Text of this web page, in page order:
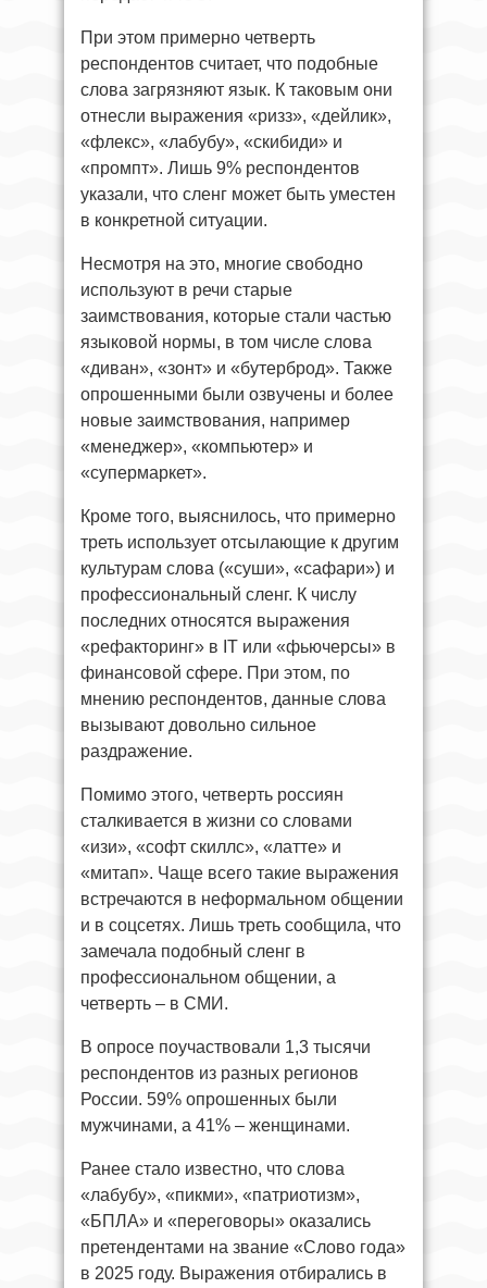
При этом примерно четверть
респондентов считает, что подобные
слова загрязняют язык. К таковым они
отнесли выражения «ризз», «дейлик»,
«флекс», «лабубу», «скибиди» и
«промпт». Лишь 9% респондентов
указали, что сленг может быть уместен
в конкретной ситуации.
Несмотря на это, многие свободно
используют в речи старые
заимствования, которые стали частью
языковой нормы, в том числе слова
«диван», «зонт» и «бутерброд». Также
опрошенными были озвучены и более
новые заимствования, например
«менеджер», «компьютер» и
«супермаркет».
Кроме того, выяснилось, что примерно
треть использует отсылающие к другим
культурам слова («суши», «сафари») и
профессиональный сленг. К числу
последних относятся выражения
«рефакторинг» в IT или «фьючерсы» в
финансовой сфере. При этом, по
мнению респондентов, данные слова
вызывают довольно сильное
раздражение.
Помимо этого, четверть россиян
сталкивается в жизни со словами
«изи», «софт скиллс», «латте» и
«митап». Чаще всего такие выражения
встречаются в неформальном общении
и в соцсетях. Лишь треть сообщила, что
замечала подобный сленг в
профессиональном общении, а
четверть – в СМИ.
В опросе поучаствовали 1,3 тысячи
респондентов из разных регионов
России. 59% опрошенных были
мужчинами, а 41% – женщинами.
Ранее стало известно, что слова
«лабубу», «пикми», «патриотизм»,
«БПЛА» и «переговоры» оказались
претендентами на звание «Слово года»
в 2025 году. Выражения отбирались в